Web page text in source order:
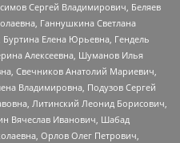
Сергей Владимирович, Беляев
Ганнушкина Светлана
Буртина Елена Юрьевна, Гендель
Алексеевна, Шуманов Илья
Свечников Анатолий Мариевич,
Владимировна, Подузов Сергей
Литинский Леонид Борисович,
Вячеслав Иванович, Шабад
Орлов Олег Петрович,